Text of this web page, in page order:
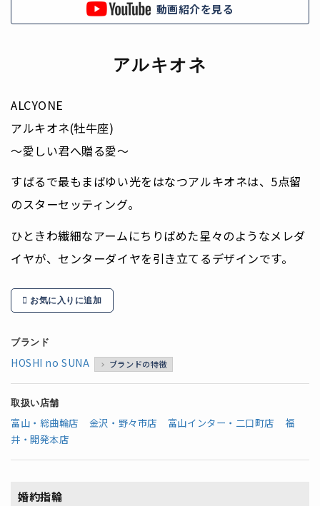
動画紹介を見る
アルキオネ
ALCYONE
アルキオネ(牡牛座)
～愛しい君へ贈る愛～
すばるで最もまばゆい光をはなつアルキオネは、5点留
のスターセッティング。
ひときわ繊細なアームにちりばめた星々のようなメレダ
イヤが、センターダイヤを引き立てるデザインです。
お気に入りに追加
ブランド
HOSHI no SUNA ブランドの特徴
取扱い店舗
富山・総曲輪店 金沢・野々市店 富山インター・二口町店
福
井・開発本店
婚約指輪